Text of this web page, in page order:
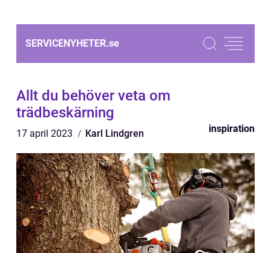
SERVICENYHETER.se
Allt du behöver veta om
trädbeskärning
17 april 2023 Karl Lindgren inspiration